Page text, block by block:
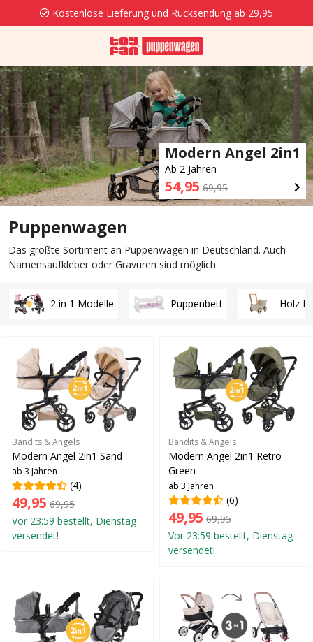
Kostenlose Lieferung und Rücksendung ab 29,95
Modern Angel 2in1
Ab 2 Jahren
54,95 69,95
Puppenwagen
Das größte Sortiment an Puppenwagen in Deutschland. Auch
Namensaufkleber oder Gravuren sind möglich
2 in 1 Modelle Puppenbett Holz
Bandits & Angels
Modern Angel 2in1 Sand
ab 3 Jahren
(4)
49,95 69,95
Vor 23:59 bestellt, Dienstag
versendet!
Bandits & Angels
Modern Angel 2in1 Retro
Green
ab 3 Jahren
(6)
49,95 69,95
Vor 23:59 bestellt, Dienstag
versendet!